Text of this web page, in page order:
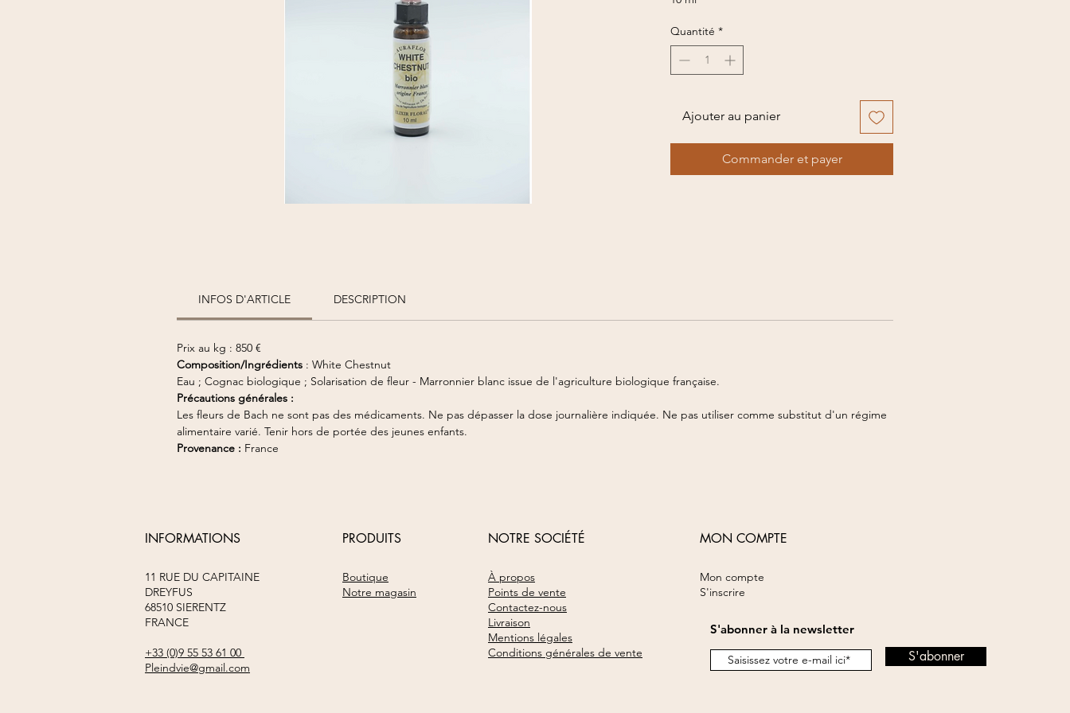
Quantité *
Ajouter au panier
Commander et payer
INFOS D'ARTICLE DESCRIPTION
Prix au kg : 850 €
Composition/Ingrédients : White Chestnut
Eau ; Cognac biologique ; Solarisation de fleur - Marronnier blanc issue de l'agriculture biologique française.
Précautions générales :
Les fleurs de Bach ne sont pas des médicaments. Ne pas dépasser la dose journalière indiquée. Ne pas utiliser comme substitut d'un régime
alimentaire varié. Tenir hors de portée des jeunes enfants.
Provenance : France
INFORMATIONS
11 RUE DU CAPITAINE
DREYFUS
68510 SIERENTZ
FRANCE
+33 (0)9 55 53 61 00
Pleindvie@gmail.com
PRODUITS NOTRE SOCIÉTÉ
Boutique
Notre magasin
À propos
Points de vente​
Contactez-nous
Livraison
Mentions légales
Conditions générales de vente
MON COMPTE
Mon compte
S'inscrire
S'abonner à la newsletter
S'abonner